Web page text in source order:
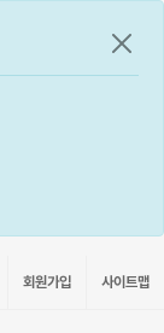
공지
회원가입 사이트맵